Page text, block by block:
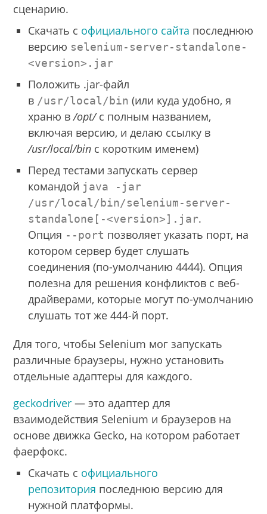
сценарию.
Скачать с официального сайта последнюю
версию selenium-server-standalone-
<version>.jar
Положить .jar-файл
в /usr/local/bin (или куда удобно, я
храню в/opt/с полным названием,
включая версию, и делаю ссылку в
/usr/local/bin с коротким именем)
Перед тестами запускать сервер
командой java -jar
/usr/local/bin/selenium-server-
standalone[-<version>].jar.
Опция --port позволяет указать порт, на
котором сервер будет слушать
соединения (по-умолчанию 4444). Опция
полезна для решения конфликтов с веб-
драйверами, которые могут по-умолчанию
слушать тот же 444-й порт.
Для того, чтобы Selenium мог запускать
различные браузеры, нужно установить
отдельные адаптеры для каждого.
geckodriver — это адаптер для
взаимодействия Selenium и браузеров на
основе движка Gecko, на котором работает
фаерфокс.
Скачать с официального
репозитория последнюю версию для
нужной платформы.